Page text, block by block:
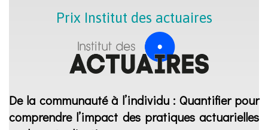
Prix Institut des actuaires
De la communauté à l’individu : Quantifier pour
comprendre l’impact des pratiques actuarielles